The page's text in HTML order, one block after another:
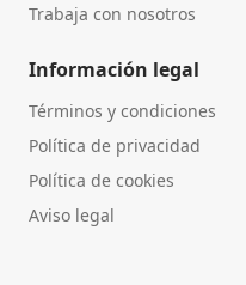
Trabaja con nosotros
Información legal
Términos y condiciones
Política de privacidad
Política de cookies
Aviso legal